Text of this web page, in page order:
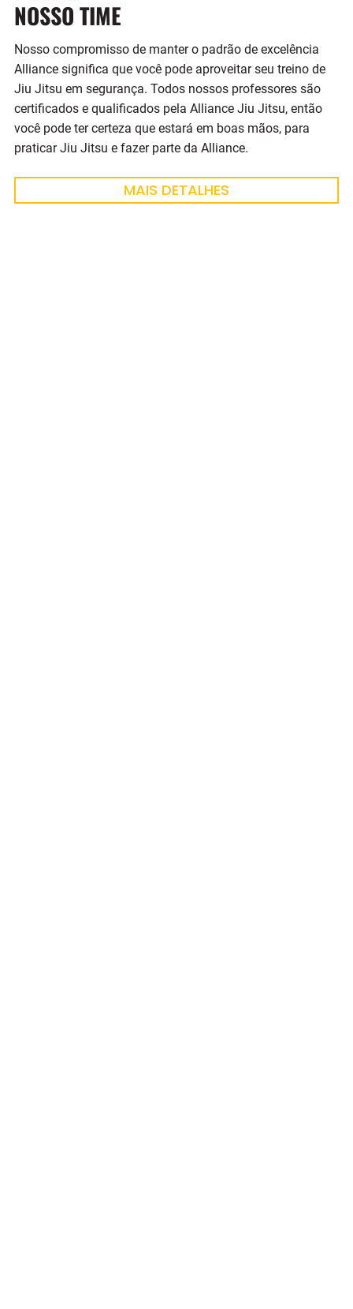
Nosso compromisso de manter o padrão de excelência
Alliance significa que você pode aproveitar seu treino de
Jiu Jitsu em segurança. Todos nossos professores são
certificados e qualificados pela Alliance Jiu Jitsu, então
você pode ter certeza que estará em boas mãos, para
praticar Jiu Jitsu e fazer parte da Alliance.
MAIS DETALHES
NOSSO TIME